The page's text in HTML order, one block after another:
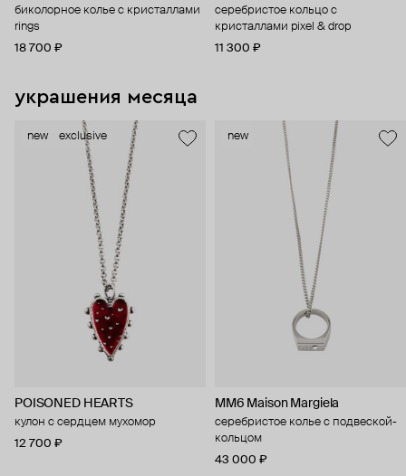
биколорное колье с кристаллами
rings
18 700 ₽
серебристое кольцо с
кристаллами pixel & drop
11 300 ₽
украшения месяца
new exclusive
POISONED HEARTS
кулон с сердцем мухомор
12 700 ₽
new
MM6 Maison Margiela
серебристое колье с подвеской-
кольцом
43 000 ₽